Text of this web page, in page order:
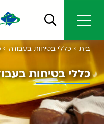
בית כללי בטיחות בעבודה
כללי בטיחות